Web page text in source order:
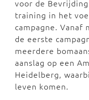
voor de
training in het
campagne. Vanaf
de eerste
meerdere
aanslag op een
Heidelberg,
leven komen.